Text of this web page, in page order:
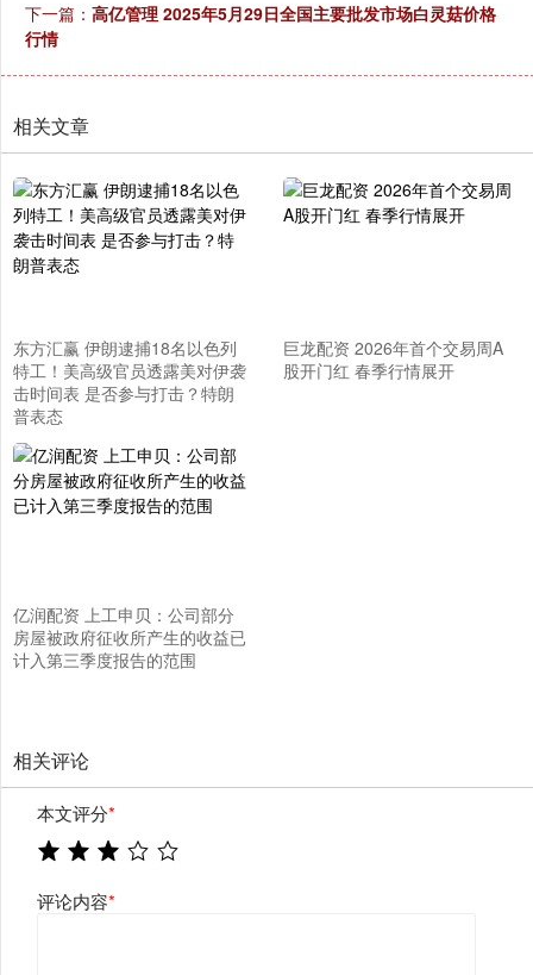
下一篇： 高亿管理 2025年5月29日全国主要批发市场白灵菇价格
行情
相关文章
东方汇赢 伊朗逮捕18名以色列
特工！美高级官员透露美对伊袭
击时间表 是否参与打击？特朗
普表态
巨龙配资 2026年首个交易周A
股开门红 春季行情展开
亿润配资 上工申贝：公司部分
房屋被政府征收所产生的收益已
计入第三季度报告的范围
相关评论
本文评分*
评论内容*